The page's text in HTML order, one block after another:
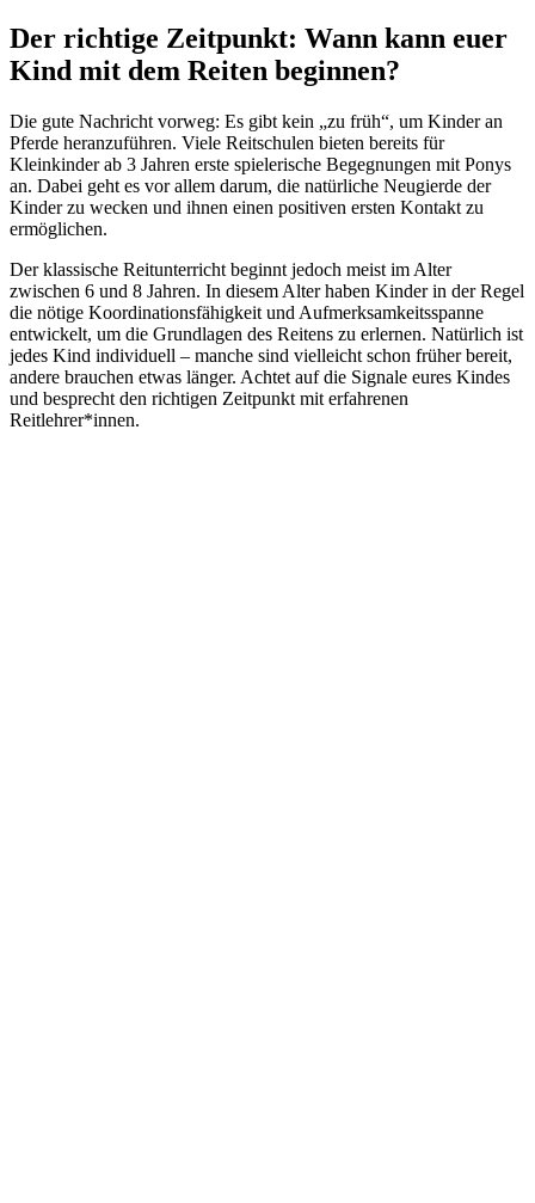
Der richtige Zeitpunkt: Wann kann euer
Kind mit dem Reiten beginnen?
Die gute Nachricht vorweg: Es gibt kein „zu früh“, um Kinder an
Pferde heranzuführen. Viele Reitschulen bieten bereits für
Kleinkinder ab 3 Jahren erste spielerische Begegnungen mit Ponys
an. Dabei geht es vor allem darum, die natürliche Neugierde der
Kinder zu wecken und ihnen einen positiven ersten Kontakt zu
ermöglichen.
Der klassische Reitunterricht beginnt jedoch meist im Alter
zwischen 6 und 8 Jahren. In diesem Alter haben Kinder in der Regel
die nötige Koordinationsfähigkeit und Aufmerksamkeitsspanne
entwickelt, um die Grundlagen des Reitens zu erlernen. Natürlich ist
jedes Kind individuell – manche sind vielleicht schon früher bereit,
andere brauchen etwas länger. Achtet auf die Signale eures Kindes
und besprecht den richtigen Zeitpunkt mit erfahrenen
Reitlehrer*innen.